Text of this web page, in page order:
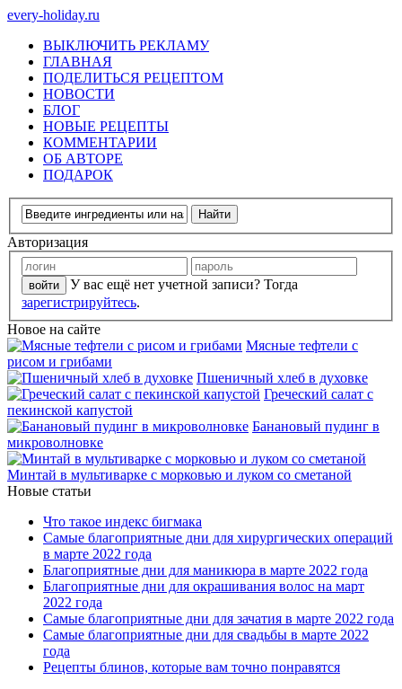
every-holiday.ru
ВЫКЛЮЧИТЬ РЕКЛАМУ
ГЛАВНАЯ
ПОДЕЛИТЬСЯ РЕЦЕПТОМ
НОВОСТИ
БЛОГ
НОВЫЕ РЕЦЕПТЫ
КОММЕНТАРИИ
ОБ АВТОРЕ
ПОДАРОК
Авторизация
У вас ещё нет учетной записи? Тогда
зарегистрируйтесь.
Новое на сайте
Мясные тефтели с
рисом и грибами
Пшеничный хлеб в духовке
Греческий салат с
пекинской капустой
Банановый пудинг в
микроволновке
Минтай в мультиварке с морковью и луком со сметаной
Новые статьи
Что такое индекс бигмака
Самые благоприятные дни для хирургических операций
в марте 2022 года
Благоприятные дни для маникюра в марте 2022 года
Благоприятные дни для окрашивания волос на март
2022 года
Самые благоприятные дни для зачатия в марте 2022 года
Самые благоприятные дни для свадьбы в марте 2022
года
Рецепты блинов, которые вам точно понравятся